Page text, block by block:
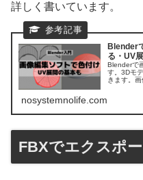
詳しく書いています。
Blender
る・UV
Blenderで
す。3Dモ
きます。
nosystemnolife.com
FBXでエクスポー